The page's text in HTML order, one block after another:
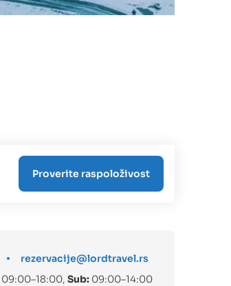
rezervacije@lordtravel.rs
09:00–18:00, Sub: 09:00–14:00